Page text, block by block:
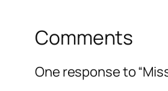
Comments
One response to